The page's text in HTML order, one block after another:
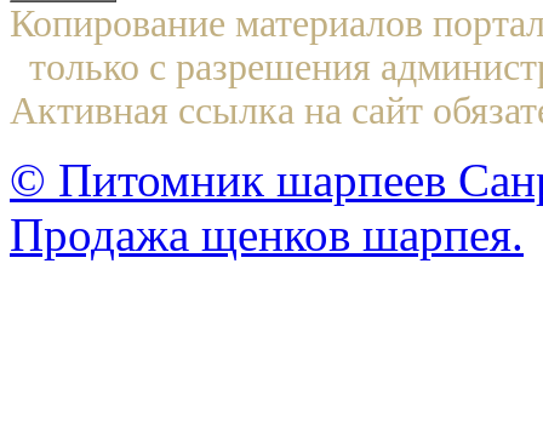
Копирование материалов
только с разрешения
Активная ссылка на сайт
© Питомник шарпеев
Продажа щенков шарпея.